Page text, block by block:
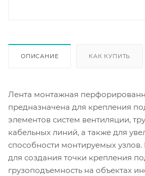
ОПИСАНИЕ КАК КУПИТЬ
Лента монтажная
предназначена для крепления
элементов систем вентиляции,
кабельных линий, а также для
способности монтируемых
для создания точки крепления
грузоподъемность на объектах